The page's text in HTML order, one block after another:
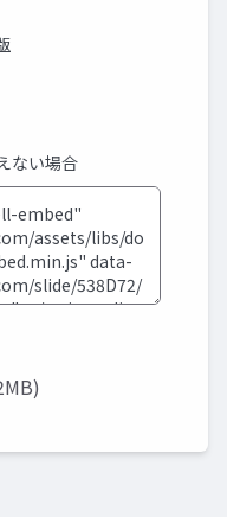
ない場合